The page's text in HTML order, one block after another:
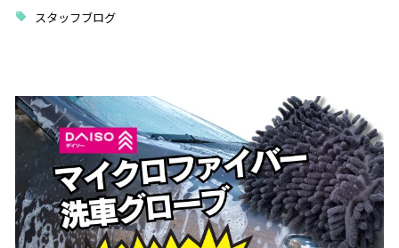
スタッフブログ